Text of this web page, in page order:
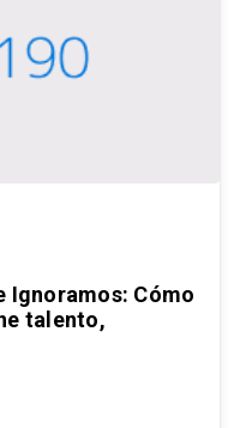
Ignoramos: Cómo
talento,